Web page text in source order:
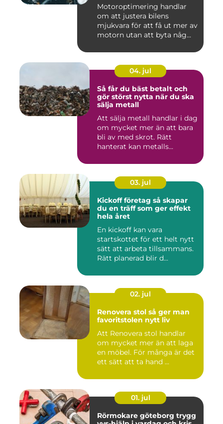
Motoroptimering handlar
om att justera bilens
mjukvara för att få ut mer av
motorn utan att byta någ...
04. jul
Så får du bäst betalt och
gör störst nytta när du ska
sälja metall
Att sälja metall handlar i dag
om mycket mer än att bara
bli av med skrot. Rätt
hanterat kan metalls...
03. jul
Kickoff företag så skapar
du en träff som ger effekt
hela året
En kickoff kan vara
startskottet för ett helt nytt
sätt att arbeta tillsammans.
Rätt planerad blir d...
02. jul
Renovera stol så ger man
favoritstolen nytt liv
Att Renovera stol handlar
om mycket mer än att laga
en möbel. För många är det
ett sätt att ta hand ...
01. jul
Rörmokare göteborg trygg